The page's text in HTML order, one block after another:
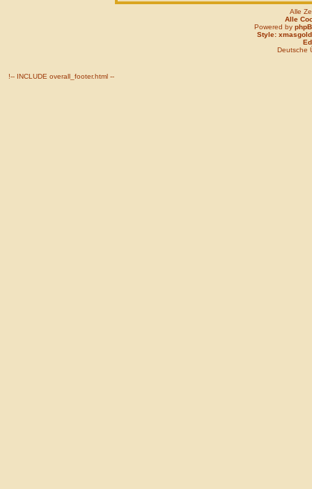
Alle
Alle
Powered by
Style: xmasgold
Deutsche
!-- INCLUDE overall_footer.html --